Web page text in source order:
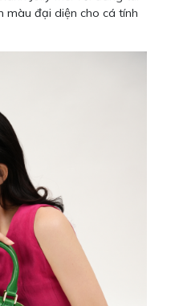
màu đại diện cho cá tính